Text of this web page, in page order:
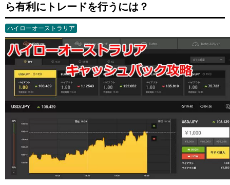
ら有利にトレードを行うには？
ハイローオーストラリア